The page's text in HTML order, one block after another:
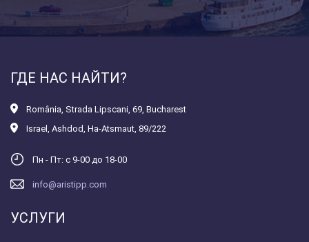
ГДЕ НАС НАЙТИ?
România Strada Lipscani, 69, Bucharest
Israel Ashdod, Ha-Atsmaut, 89/222
Пн - Пт: с 9-00 до 18-00
info@aristipp.com
УСЛУГИ